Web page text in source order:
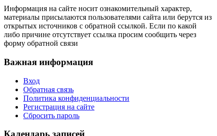
Информация на сайте носит ознакомительный характер,
материалы присылаются пользователями сайта или берутся из
открытых источников с обратной ссылкой. Если по какой
либо причине отсутствует ссылка просим сообщить через
форму обратной связи
Важная информация
Вход
Обратная связь
Политика конфиденциальности
Регистрация на сайте
Сбросить пароль
Календарь записей